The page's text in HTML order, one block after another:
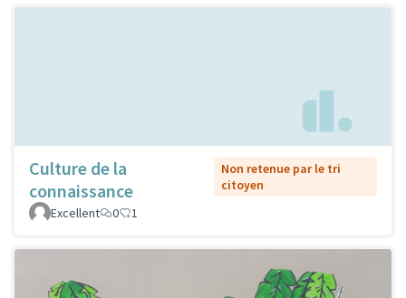
Culture de la
connaissance
Non retenue par le tri
citoyen
Excellent
0 1